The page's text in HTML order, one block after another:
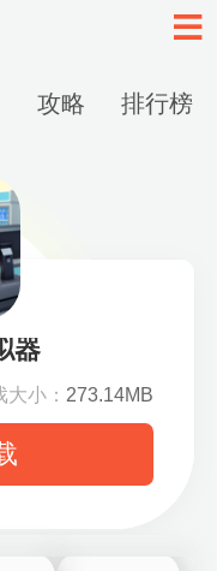
攻略 排行榜
器
大小： 273.14MB